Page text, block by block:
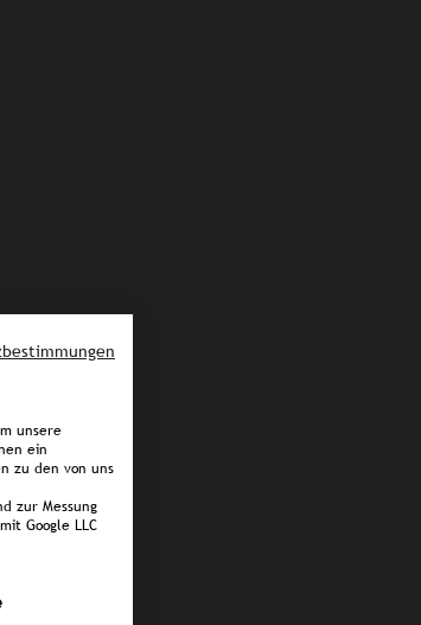
unsere
ein
zu den von uns
zur Messung
Google LLC